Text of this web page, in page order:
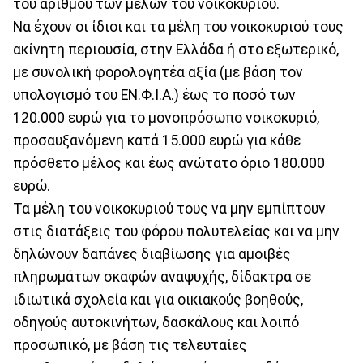
του αριθμού των μελών του νοικοκυριού.
Να έχουν οι ίδιοι και τα μέλη του νοικοκυριού τους
ακίνητη περιουσία, στην Ελλάδα ή στο εξωτερικό,
με συνολική φορολογητέα αξία (με βάση τον
υπολογισμό του ΕΝ.Φ.Ι.Α.) έως το ποσό των
120.000 ευρώ για το μονοπρόσωπο νοικοκυριό,
προσαυξανόμενη κατά 15.000 ευρώ για κάθε
πρόσθετο μέλος και έως ανώτατο όριο 180.000
ευρώ.
Τα μέλη του νοικοκυριού τους να μην εμπίπτουν
στις διατάξεις του φόρου πολυτελείας και να μην
δηλώνουν δαπάνες διαβίωσης για αμοιβές
πληρωμάτων σκαφών αναψυχής, δίδακτρα σε
ιδιωτικά σχολεία και για οικιακούς βοηθούς,
οδηγούς αυτοκινήτων, δασκάλους και λοιπό
προσωπικό, με βάση τις τελευταίες